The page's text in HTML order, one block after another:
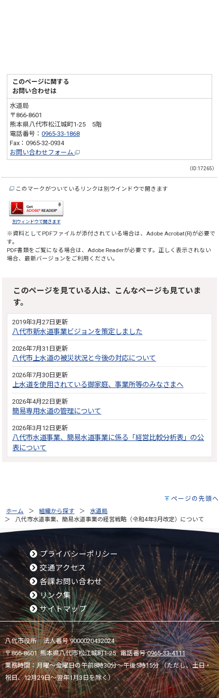
このページに関する
お問い合わせは
水道局
〒866-8601
熊本県八代市松江城町1-25 5階
電話番号：0965-33-1868
Fax：0965-32-0934
お問い合わせフォーム
（ID:17265）
このマークがついているリンクは別ウインドウで開きます
別ウィンドウで開きます
※資料としてPDFファイルが添付されている場合は、Adobe Acrobat(R)が必要で
す。
PDF書類をご覧になる場合は、Adobe Readerが必要です。正しく表示されない
場合、最新バージョンをご利用ください。
このページを見ている人は、こんなページも見ていま
す。
2019年3月27日更新
八代市新水道事業ビジョンを策定しました
2026年7月31日更新
八代市上水道の被災状況と今後の対応について
2026年7月30日更新
上水道を使用されている御家庭、事業所等のみなさまへ
2026年4月22日更新
簡易専用水道の管理について
2026年3月12日更新
八代市水道事業、簡易水道事業に係る「経営比較分析表」の公
表について
ページの先頭へ
ホーム 組織から探す
水道局
八代市水道事業、簡易水道事業の経営戦略（令和4年3月改定）について
プライバシーポリシー
交通アクセス
各課お問い合わせ
リンク集
サイトマップ
八代市役所 法人番号 9000020432024
〒866-8601 熊本県八代市松江城町1-25 電話番号:0965-33-4111
業務時間：月曜～金曜日の午前8時30分～午後5時15分 （ただし、土日・
祝日、12月29日～翌年1月3日を除く）